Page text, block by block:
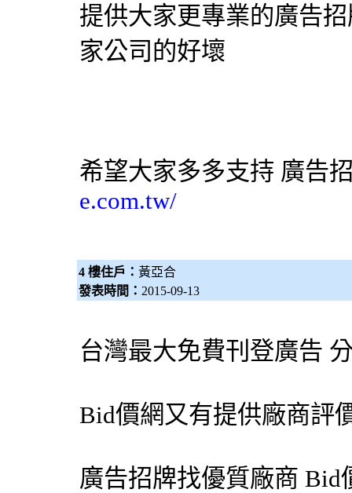
提供大家更專業的廣告
家公司的好壞
希望大家多多支持 廣告
e.com.tw/
4 樓住戶： 黃亞合
發表時間： 2015-09-13
台灣最大免費刊登廣告
Bid價網 又有提供廠商評
廣告招牌找優質廠商 Bid